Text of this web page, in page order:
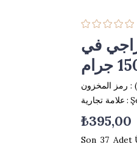
في
رمز المخزون
علامة تجارية :
₺395,00
37